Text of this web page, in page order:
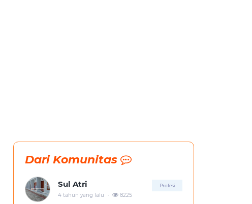
Dari Komunitas
Sul Atri Profesi
4 tahun yang lalu . 8225